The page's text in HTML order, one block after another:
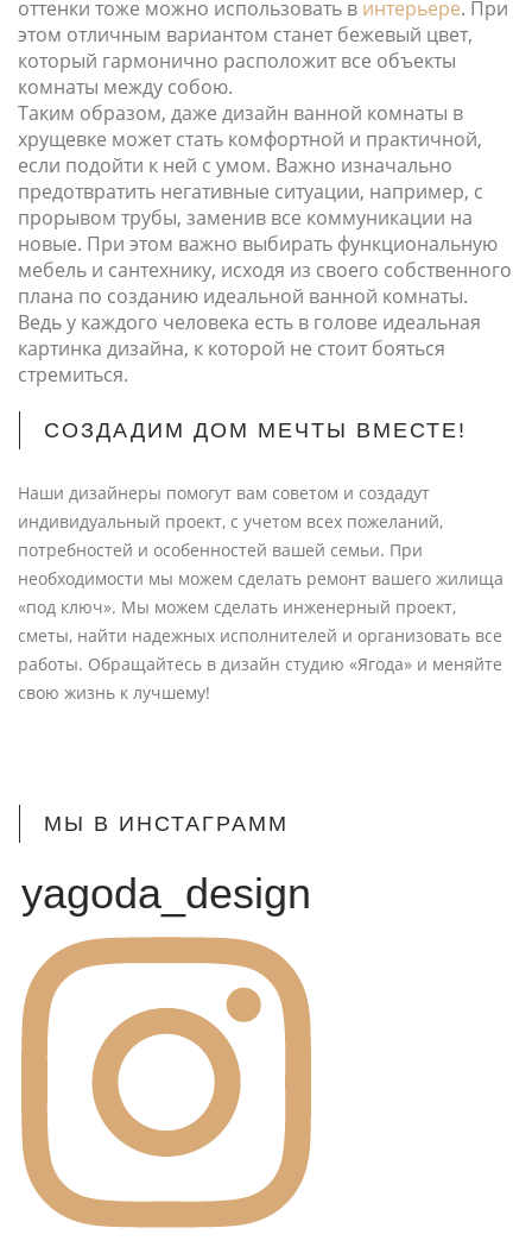
оттенки тоже можно использовать в интерьере. При
этом отличным вариантом станет бежевый цвет,
который гармонично расположит все объекты
комнаты между собою.
Таким образом, даже дизайн ванной комнаты в
хрущевке может стать комфортной и практичной,
если подойти к ней с умом. Важно изначально
предотвратить негативные ситуации, например, с
прорывом трубы, заменив все коммуникации на
новые. При этом важно выбирать функциональную
мебель и сантехнику, исходя из своего собственного
плана по созданию идеальной ванной комнаты.
Ведь у каждого человека есть в голове идеальная
картинка дизайна, к которой не стоит бояться
стремиться.
СОЗДАДИМ ДОМ МЕЧТЫ ВМЕСТЕ!
Наши дизайнеры помогут вам советом и создадут
индивидуальный проект, с учетом всех пожеланий,
потребностей и особенностей вашей семьи. При
необходимости мы можем сделать ремонт вашего жилища
«под ключ». Мы можем сделать инженерный проект,
сметы, найти надежных исполнителей и организовать все
работы. Обращайтесь в дизайн студию «Ягода» и меняйте
свою жизнь к лучшему!
МЫ В ИНСТАГРАММ
yagoda_design